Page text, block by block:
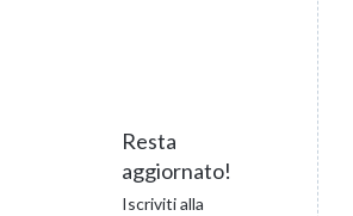
Resta
aggiornato!
Iscriviti alla